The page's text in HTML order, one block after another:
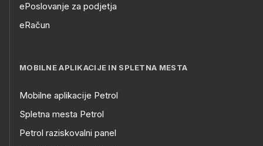
ePoslovanje za podjetja
eRačun
MOBILNE APLIKACIJE IN SPLETNA MESTA
Mobilne aplikacije Petrol
Spletna mesta Petrol
Petrol raziskovalni panel